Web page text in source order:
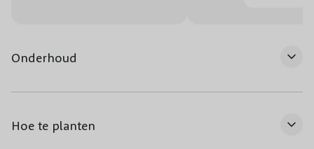
Onderhoud
Hoe te planten